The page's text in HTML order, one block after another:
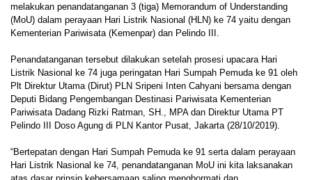
melakukan penandatanganan 3 (tiga) Memorandum of Understanding
(MoU) dalam perayaan Hari Listrik Nasional (HLN) ke 74 yaitu dengan
Kementerian Pariwisata (Kemenpar) dan Pelindo III.
Penandatanganan tersebut dilakukan setelah prosesi upacara Hari
Listrik Nasional ke 74 juga peringatan Hari Sumpah Pemuda ke 91 oleh
Plt Direktur Utama (Dirut) PLN Sripeni Inten Cahyani bersama dengan
Deputi Bidang Pengembangan Destinasi Pariwisata Kementerian
Pariwisata Dadang Rizki Ratman, SH., MPA dan Direktur Utama PT
Pelindo III Doso Agung di PLN Kantor Pusat, Jakarta (28/10/2019).
“Bertepatan dengan Hari Sumpah Pemuda ke 91 serta dalam perayaan
Hari Listrik Nasional ke 74, penandatanganan MoU ini kita laksanakan